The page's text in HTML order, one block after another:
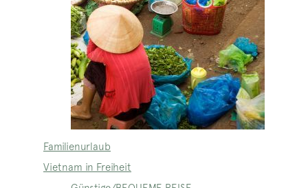
Familienurlaub
Vietnam in Freiheit